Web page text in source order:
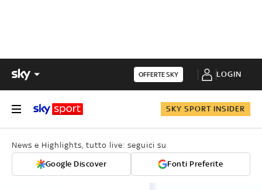
OFFERTE SKY LOGIN
SKY SPORT INSIDER
News e Highlights, tutto live: seguici su
Google Discover Fonti Preferite